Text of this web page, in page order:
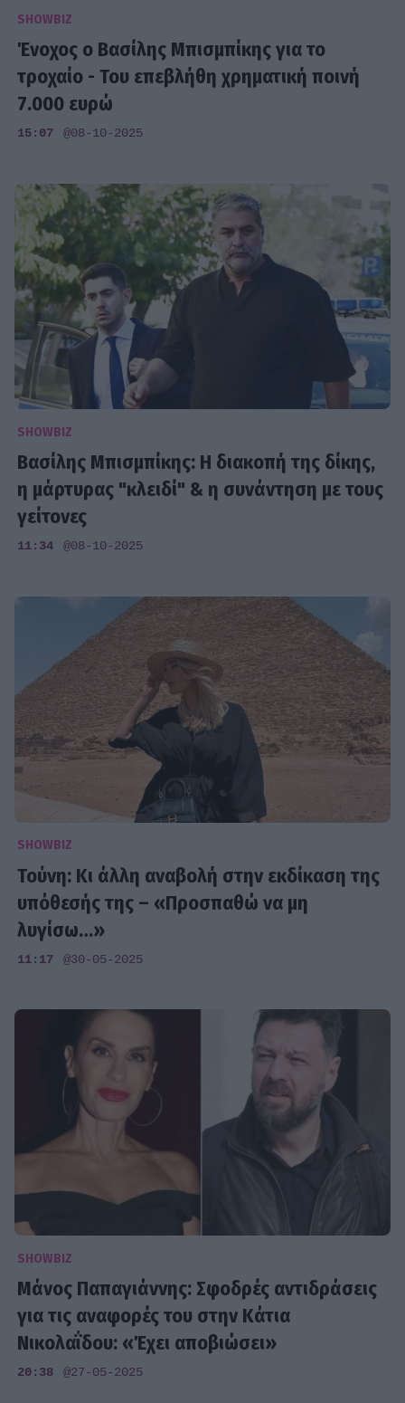
SHOWBIZ
Ένοχος ο Βασίλης Μπισμπίκης για το
τροχαίο - Του επεβλήθη χρηματική ποινή
7.000 ευρώ
15:07 @08-10-2025
SHOWBIZ
Βασίλης Μπισμπίκης: Η διακοπή της δίκης,
η μάρτυρας "κλειδί" & η συνάντηση με τους
γείτονες
11:34 @08-10-2025
SHOWBIZ
Τούνη: Κι άλλη αναβολή στην εκδίκαση της
υπόθεσής της – «Προσπαθώ να μη
λυγίσω…»
11:17 @30-05-2025
SHOWBIZ
Μάνος Παπαγιάννης: Σφοδρές αντιδράσεις
για τις αναφορές του στην Κάτια
Νικολαΐδου: «Έχει αποβιώσει»
20:38 @27-05-2025